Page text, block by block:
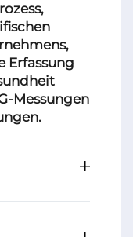
Erfassung
Messungen